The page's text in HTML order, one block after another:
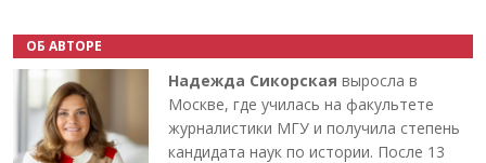
ОБ АВТОРЕ
Надежда Сикорская выросла в
Москве, где училась на факультете
журналистики МГУ и получила степень
кандидата наук по истории. После 13